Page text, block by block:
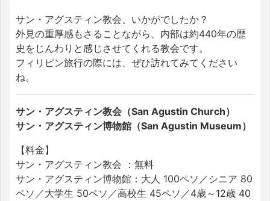
サン・アグスティン教会、いかがでしたか？
外見の重厚感もさることながら、内部は約440年の歴
史をじんわりと感じさせてくれる教会です。
フィリピン旅行の際には、ぜひ訪れてみてください
ね。
サン・アグスティン教会（San Agustin Church）
サン・アグスティン博物館（San Agustin Museum）
【料金】
サン・アグスティン教会 ：無料
サン・アグスティン博物館：大人 100ペソ／シニア 80
ペソ／大学生 50ペソ／高校生 45ペソ／4歳～12歳 40